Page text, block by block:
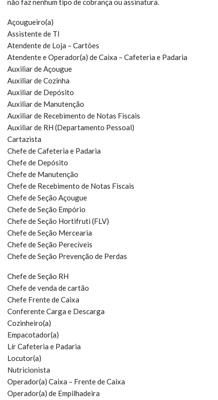
não faz nenhum tipo de cobrança ou assinatura.
Açougueiro(a)
Assistente de TI
Atendente de Loja – Cartões
Atendente e Operador(a) de Caixa – Cafeteria e Padaria
Auxiliar de Açougue
Auxiliar de Cozinha
Auxiliar de Depósito
Auxiliar de Manutenção
Auxiliar de Recebimento de Notas Fiscais
Auxiliar de RH (Departamento Pessoal)
Cartazista
Chefe de Cafeteria e Padaria
Chefe de Depósito
Chefe de Manutenção
Chefe de Recebimento de Notas Fiscais
Chefe de Seção Açougue
Chefe de Seção Empório
Chefe de Seção Hortifruti (FLV)
Chefe de Seção Mercearia
Chefe de Seção Perecíveis
Chefe de Seção Prevenção de Perdas
Chefe de Seção RH
Chefe de venda de cartão
Chefe Frente de Caixa
Conferente Carga e Descarga
Cozinheiro(a)
Empacotador(a)
Lír Cafeteria e Padaria
Locutor(a)
Nutricionista
Operador(a) Caixa – Frente de Caixa
Operador(a) de Empilhadeira